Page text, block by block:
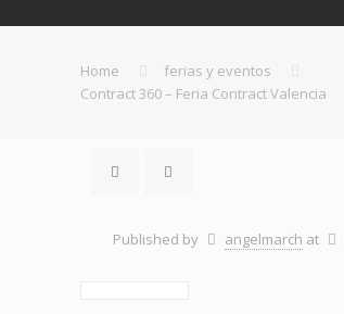
Home
ferias y eventos
Contract 360 – Feria Contract Valencia
Published by angelmarch at